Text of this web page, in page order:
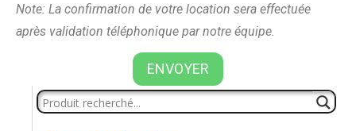
Note: La confirmation de votre location sera effectuée
après validation téléphonique par notre équipe.
ENVOYER